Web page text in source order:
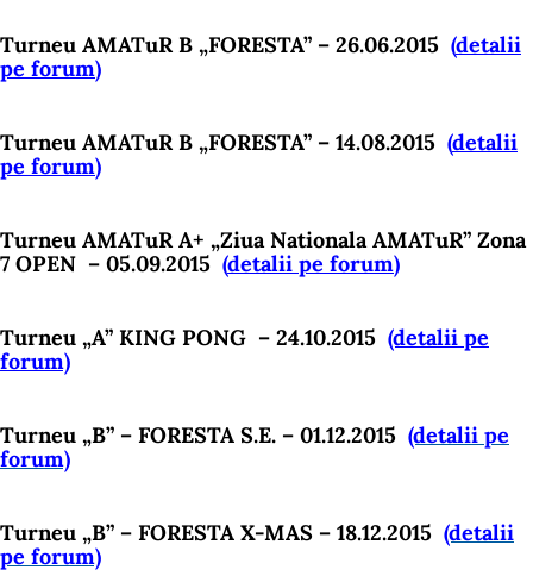
Turneu AMATuR B „FORESTA” – 26.06.2015 (detalii
pe forum)
Turneu AMATuR B „FORESTA” – 14.08.2015 (detalii
pe forum)
Turneu AMATuR A+ „Ziua Nationala AMATuR” Zona
7 OPEN – 05.09.2015 (detalii pe forum)
Turneu „A” KING PONG – 24.10.2015 (detalii pe
forum)
Turneu „B” – FORESTA S.E. – 01.12.2015 (detalii pe
forum)
Turneu „B” – FORESTA X-MAS – 18.12.2015 (detalii
pe forum)